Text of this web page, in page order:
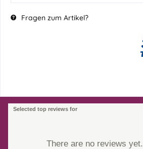
Fragen zum Artikel?
Selected top reviews for
There are no reviews yet.